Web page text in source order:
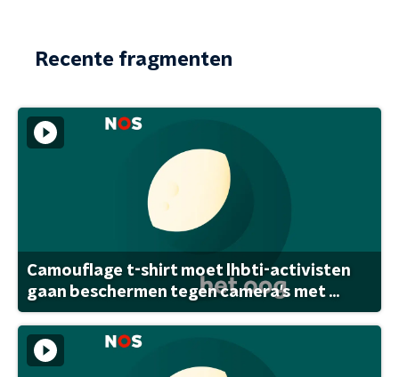
Recente fragmenten
Camouflage t-shirt moet lhbti-activisten
gaan beschermen tegen camera's met ...